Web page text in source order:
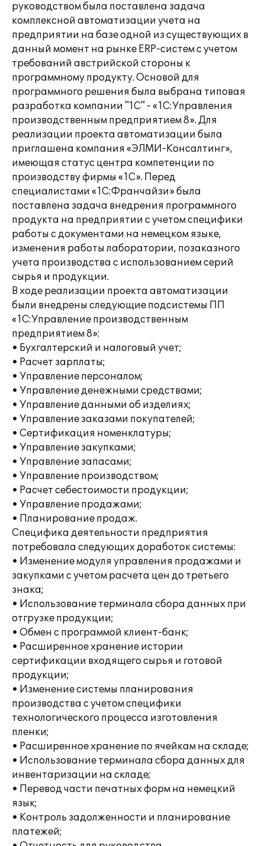
руководством была поставлена задача
комплексной автоматизации учета на
предприятии на базе одной из существующих в
данный момент на рынке ERP-систем с учетом
требований австрийской стороны к
программному продукту. Основой для
программного решения была выбрана типовая
разработка компании "1С" - «1С:Управления
производственным предприятием 8». Для
реализации проекта автоматизации была
приглашена компания «ЭЛМИ-Консалтинг»,
имеющая статус центра компетенции по
производству фирмы «1С». Перед
специалистами «1С:Франчайзи» была
поставлена задача внедрения программного
продукта на предприятии с учетом специфики
работы с документами на немецком языке,
изменения работы лаборатории, позаказного
учета производства с использованием серий
сырья и продукции.
В ходе реализации проекта автоматизации
были внедрены следующие подсистемы ПП
«1С:Управление производственным
предприятием 8»:
• Бухгалтерский и налоговый учет;
• Расчет зарплаты;
• Управление персоналом;
• Управление денежными средствами;
• Управление данными об изделиях;
• Управление заказами покупателей;
• Сертификация номенклатуры;
• Управление закупками;
• Управление запасами;
• Управление производством;
• Расчет себестоимости продукции;
• Управление продажами;
• Планирование продаж.
Специфика деятельности предприятия
потребовала следующих доработок системы:
• Изменение модуля управления продажами и
закупками с учетом расчета цен до третьего
знака;
• Использование терминала сбора данных при
отгрузке продукции;
• Обмен с программой клиент-банк;
• Расширенное хранение истории
сертификации входящего сырья и готовой
продукции;
• Изменение системы планирования
производства с учетом специфики
технологического процесса изготовления
пленки;
• Расширенное хранение по ячейкам на складе;
• Использование терминала сбора данных для
инвентаризации на складе;
• Перевод части печатных форм на немецкий
язык;
• Контроль задолженности и планирование
платежей;